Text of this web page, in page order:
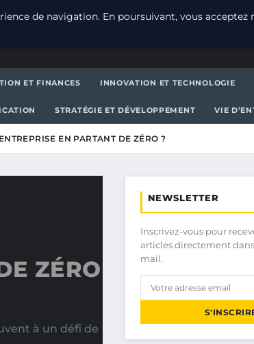
ET FINANCES INNOVATION ET TECHNOLOGIE
STRATÉGIE ET DÉVELOPPEMENT VIE
EN PARTANT DE ZÉRO ?
ZÉRO
à un défi de
NEWSLETTER
Inscrivez-vous pour
articles directement
mail.
de navigation. En poursuivant, vous